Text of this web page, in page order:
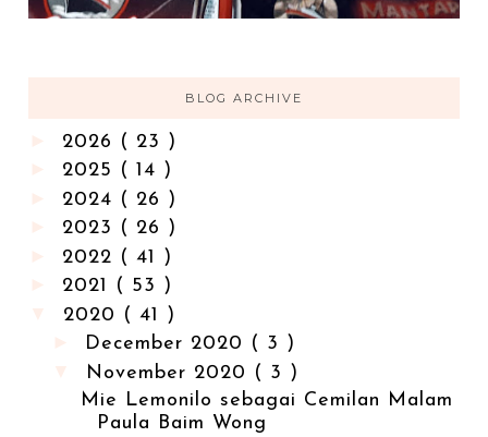
BLOG ARCHIVE
2026 ( 23 )
2025 ( 14 )
2024 ( 26 )
2023 ( 26 )
2022 ( 41 )
2021 ( 53 )
2020 ( 41 )
December 2020 ( 3 )
November 2020 ( 3 )
Mie Lemonilo sebagai Cemilan Malam
Paula Baim Wong